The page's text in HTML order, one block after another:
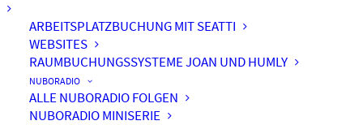
ARBEITSPLATZBUCHUNG MIT SEATTI
WEBSITES
RAUMBUCHUNGSSYSTEME JOAN UND HUMLY
NUBORADIO
ALLE NUBORADIO FOLGEN
NUBORADIO MINISERIE